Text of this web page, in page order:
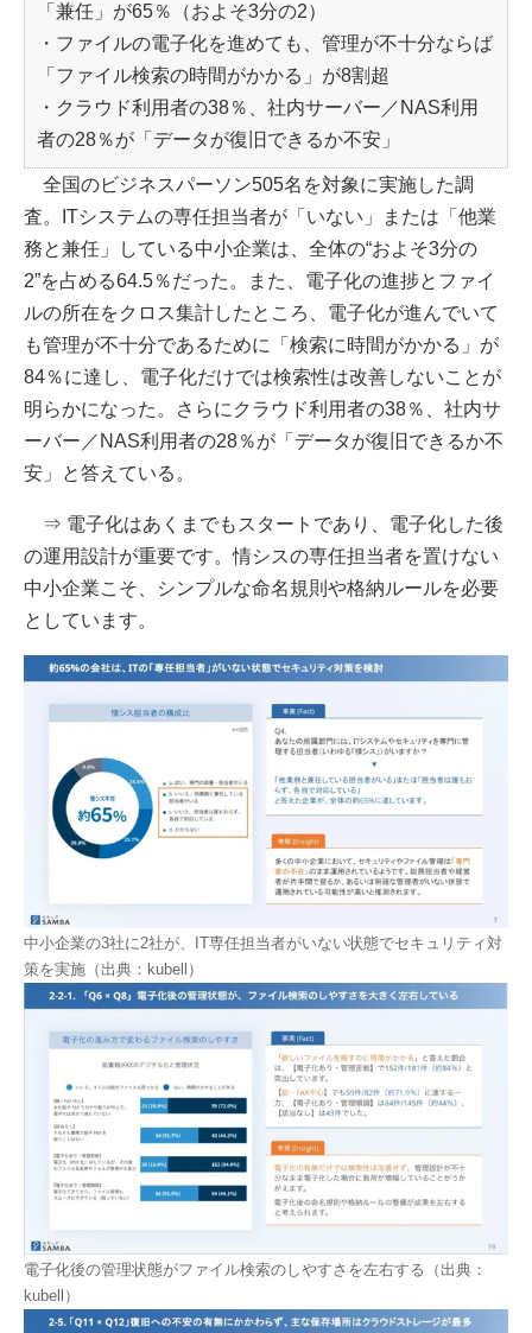
「兼任」が65％（およそ3分の2）
・ファイルの電子化を進めても、管理が不十分ならば
「ファイル検索の時間がかかる」が8割超
・クラウド利用者の38％、社内サーバー／NAS利用
者の28％が「データが復旧できるか不安」
全国のビジネスパーソン505名を対象に実施した調
査。ITシステムの専任担当者が「いない」または「他業
務と兼任」している中小企業は、全体の“およそ3分の
2”を占める64.5％だった。また、電子化の進捗とファイ
ルの所在をクロス集計したところ、電子化が進んでいて
も管理が不十分であるために「検索に時間がかかる」が
84％に達し、電子化だけでは検索性は改善しないことが
明らかになった。さらにクラウド利用者の38％、社内サ
ーバー／NAS利用者の28％が「データが復旧できるか不
安」と答えている。
⇒ 電子化はあくまでもスタートであり、電子化した後
の運用設計が重要です。情シスの専任担当者を置けない
中小企業こそ、シンプルな命名規則や格納ルールを必要
としています。
中小企業の3社に2社が、IT専任担当者がいない状態でセキュリティ対
策を実施（出典：kubell）
電子化後の管理状態がファイル検索のしやすさを左右する（出典：
kubell）